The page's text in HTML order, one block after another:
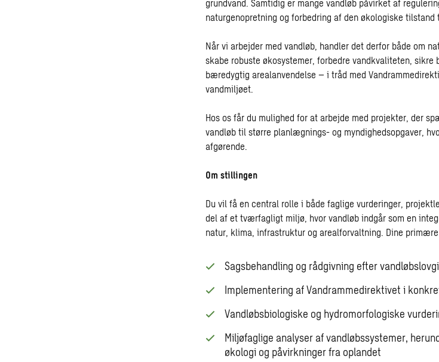
grundvand. Samtidig er mange vandløb påvirket af
naturgenopretning og forbedring af den økologiske tilstand
Når vi arbejder med vandløb, handler det derfor både om
skabe robuste økosystemer, forbedre vandkvaliteten,
bæredygtig arealanvendelse – i tråd med
vandmiljøet.
Hos os får du mulighed for at arbejde med projekter, der
vandløb til større planlægnings- og myndighedsopgaver,
afgørende.
Om stillingen
Du vil få en central rolle i både faglige vurderinger,
del af et tværfagligt miljø, hvor vandløb indgår som en
natur, klima, infrastruktur og arealforvaltning. Dine
Sagsbehandling og rådgivning efter
Implementering af Vandrammedirektivet i
Vandløbsbiologiske og hydromorfologiske
Miljøfaglige analyser af vandløbssystemer,
økologi og påvirkninger fra oplandet